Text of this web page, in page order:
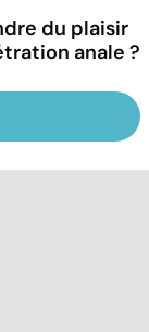
du plaisir
anale ?